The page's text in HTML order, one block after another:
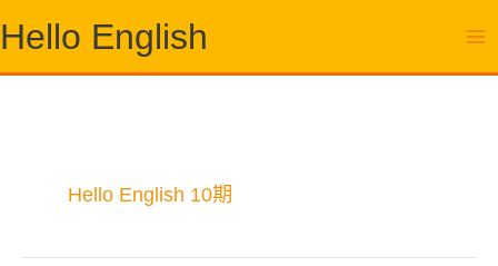
至
Hello English
Hello English 10期